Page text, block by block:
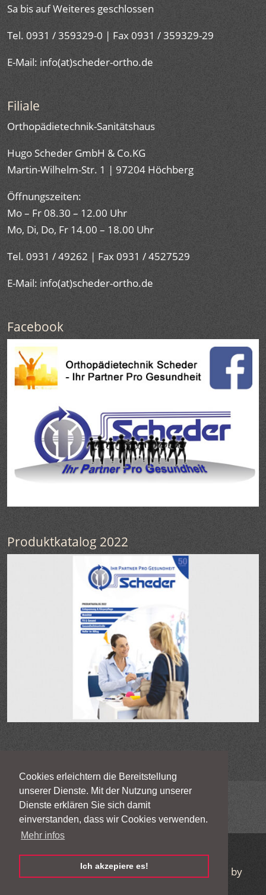
Cookies erleichtern die Bereitstellung
unserer Dienste. Mit der Nutzung unserer
Dienste erklären Sie sich damit
einverstanden, dass wir Cookies verwenden.
Mehr infos
Ich akzepiere es!
Sa bis auf Weiteres geschlossen
Tel. 0931 / 359329-0 | Fax 0931 / 359329-29
E-Mail: info(at)scheder-ortho.de
Filiale
Orthopädietechnik-Sanitätshaus
Hugo Scheder GmbH & Co.KG
Martin-Wilhelm-Str. 1 | 97204 Höchberg
Öffnungszeiten:
Mo – Fr 08.30 – 12.00 Uhr
Mo, Di, Do, Fr 14.00 – 18.00 Uhr
Tel. 0931 / 49262 | Fax 0931 / 4527529
E-Mail: info(at)scheder-ortho.de
Facebook
Produktkatalog 2022
Karriere Kontakt
Impressum
Datenschutzerklärung
© 2026 Hugo Scheder GmbH & Co.KG | designd by